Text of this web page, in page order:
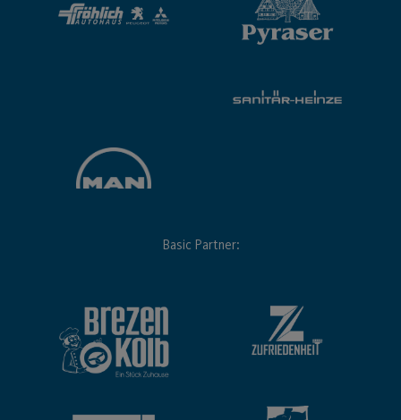
Basic Partner: